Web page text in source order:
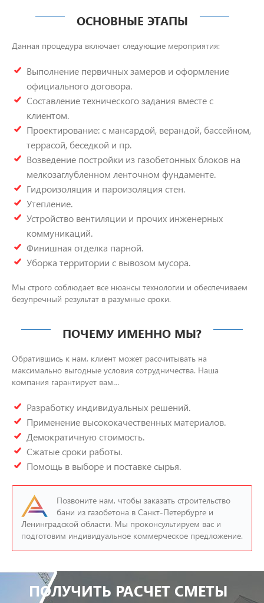
ОСНОВНЫЕ ЭТАПЫ
Данная процедура включает следующие мероприятия:
Выполнение первичных замеров и оформление
официального договора.
Составление технического задания вместе с
клиентом.
Проектирование: с мансардой, верандой, бассейном,
террасой, беседкой и пр.
Возведение постройки из газобетонных блоков на
мелкозаглубленном ленточном фундаменте.
Гидроизоляция и пароизоляция стен.
Утепление.
Устройство вентиляции и прочих инженерных
коммуникаций.
Финишная отделка парной.
Уборка территории с вывозом мусора.
Мы строго соблюдает все нюансы технологии и обеспечиваем
безупречный результат в разумные сроки.
ПОЧЕМУ ИМЕННО МЫ?
Обратившись к нам, клиент может рассчитывать на
максимально выгодные условия сотрудничества. Наша
компания гарантирует вам…
Разработку индивидуальных решений.
Применение высококачественных материалов.
Демократичную стоимость.
Сжатые сроки работы.
Помощь в выборе и поставке сырья.
Позвоните нам, чтобы заказать строительство
бани из газобетона в Санкт-Петербурге и
Ленинградской области. Мы проконсультируем вас и
подготовим индивидуальное коммерческое предложение.
ПОЛУЧИТЬ РАСЧЕТ СМЕТЫ